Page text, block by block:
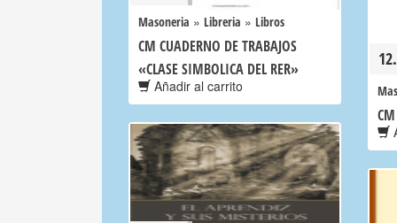
Masoneria » Libreria » Libros
CM CUADERNO DE TRABAJOS
«CLASE SIMBOLICA DEL RER»
Añadir al carrito